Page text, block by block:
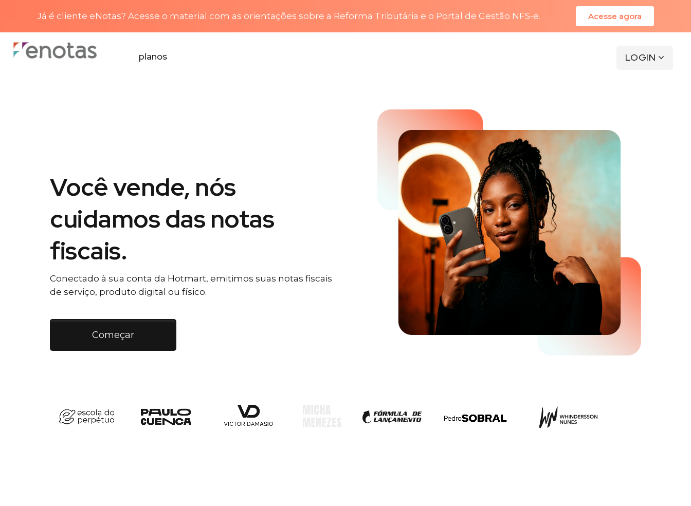
Já é cliente eNotas? Acesse o material com as orientações sobre a Reforma Tributária e o Portal de Gestão NFS-e. Acesse agora
planos LOGIN
Você vende, nós
cuidamos das notas
fiscais.
Conectado à sua conta da Hotmart, emitimos suas notas fiscais
de serviço, produto digital ou físico.
Começar